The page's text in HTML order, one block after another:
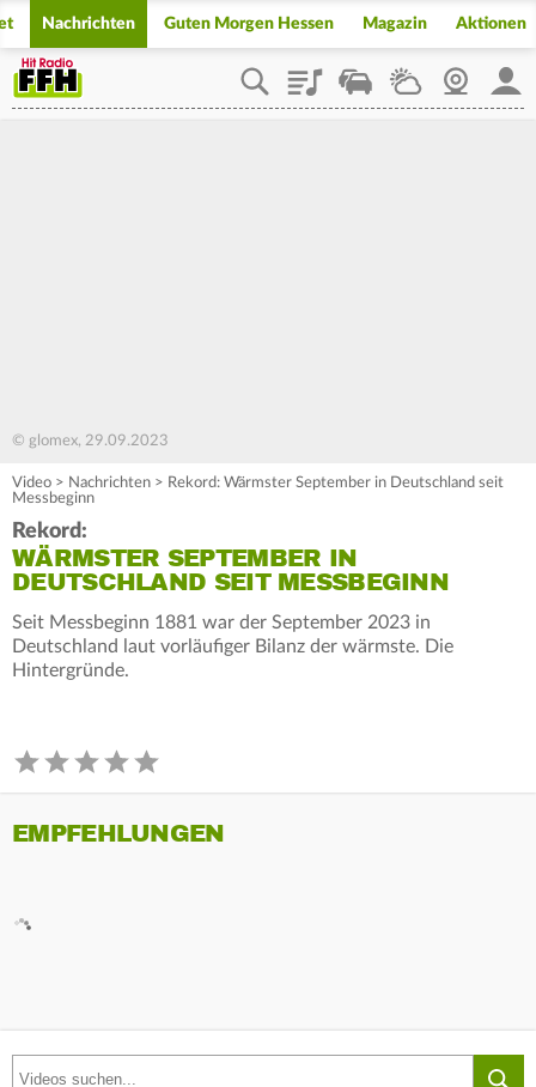
Nachrichten Guten Morgen Hessen Magazin Aktionen
PlaylistStaupilotWetterWebcam
© glomex, 29.09.2023
Video > Nachrichten > Rekord: Wärmster September in Deutschland seit
Messbeginn
Rekord:
WÄRMSTER SEPTEMBER IN
DEUTSCHLAND SEIT MESSBEGINN
Seit Messbeginn 1881 war der September 2023 in
Deutschland laut vorläufiger Bilanz der wärmste. Die
Hintergründe.
EMPFEHLUNGEN